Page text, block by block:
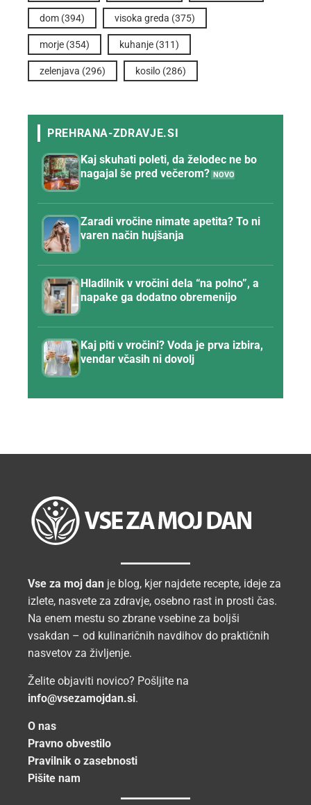
dom (394) visoka greda (375)
morje (354) kuhanje (311)
zelenjava (296) kosilo (286)
Kaj skuhati poleti, da želodec ne bo
nagajal še pred večerom?
Zaradi vročine nimate apetita? To ni
varen način hujšanja
Hladilnik v vročini dela “na polno”, a
napake ga dodatno obremenijo
Kaj piti v vročini? Voda je prva izbira,
vendar včasih ni dovolj
Vse za moj dan je blog, kjer najdete recepte, ideje za
izlete, nasvete za zdravje, osebno rast in prosti čas.
Na enem mestu so zbrane vsebine za boljši
vsakdan – od kulinaričnih navdihov do praktičnih
nasvetov za življenje.
Želite objaviti novico? Pošljite na
info@vsezamojdan.si.
O nas
Pravno obvestilo
Pravilnik o zasebnosti
Pišite nam